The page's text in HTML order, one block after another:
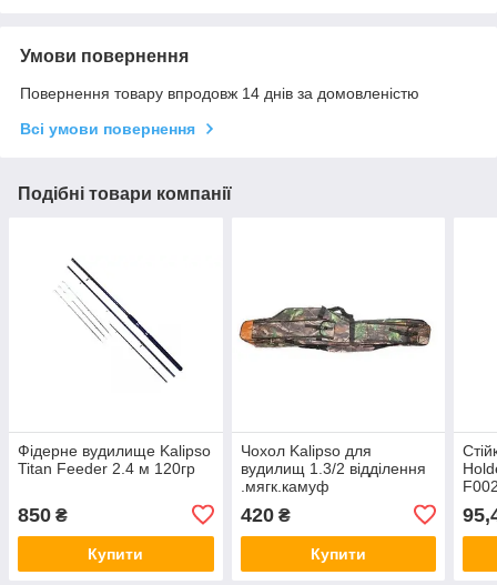
Умови повернення
Повернення товару впродовж 14 днів за домовленістю
Всі умови повернення
Подібні товари компанії
Фідерне вудилище Kalipso
Titan Feeder 2.4 м 120гр
850 ₴
Купити
Чохол Kalipso для
вудилищ 1.3/2 відділення
.мягк.камуф
420₴
Купити